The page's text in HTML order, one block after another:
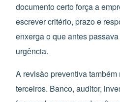
documento certo força a
escrever critério, prazo e
enxerga o que antes
urgência.
A revisão preventiva
terceiros. Banco, auditor,